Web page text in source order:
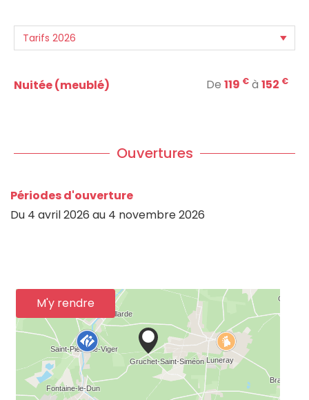
Nuitée (meublé) De 119 € à 152 €
Ouvertures
Périodes d'ouverture
Du 4 avril 2026 au 4 novembre 2026
M'y rendre